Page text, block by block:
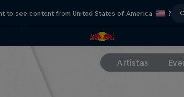
to see content from United States of America ?
Artistas